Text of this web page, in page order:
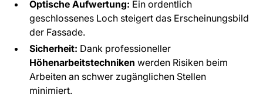
Optische Aufwertung: Ein ordentlich
geschlossenes Loch steigert das Erscheinungsbild
der Fassade.
Sicherheit: Dank professioneller
Höhenarbeitstechniken werden Risiken beim
Arbeiten an schwer zugänglichen Stellen
minimiert.